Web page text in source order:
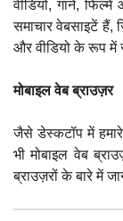
वीडियो, गाने,
समाचार वेबसाइटें हैं,
और वीडियो के रूप
मोबाइल वेब ब्राउज़र
जैसे डेस्कटॉप में हमारे
भी मोबाइल वेब
ब्राउज़रों के बारे में